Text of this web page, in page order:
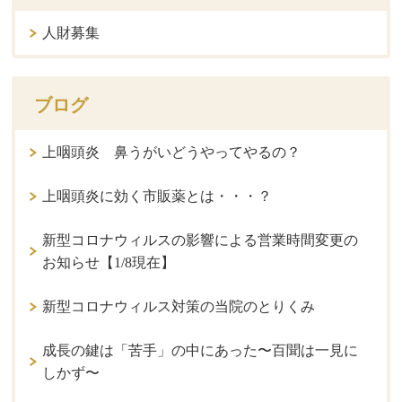
人財募集
ブログ
上咽頭炎 鼻うがいどうやってやるの？
上咽頭炎に効く市販薬とは・・・？
新型コロナウィルスの影響による営業時間変更の
お知らせ【1/8現在】
新型コロナウィルス対策の当院のとりくみ
成長の鍵は「苦手」の中にあった〜百聞は一見に
しかず〜